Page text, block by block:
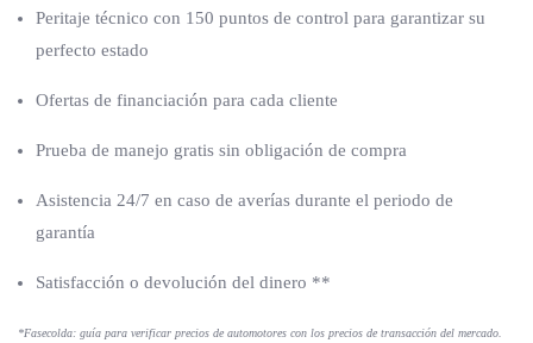
Peritaje técnico con 150 puntos de control para garantizar su
perfecto estado
Ofertas de financiación para cada cliente
Prueba de manejo gratis sin obligación de compra
Asistencia 24/7 en caso de averías durante el periodo de
garantía
Satisfacción o devolución del dinero **
*Fasecolda: guía para verificar precios de automotores con los precios de transacción del mercado.